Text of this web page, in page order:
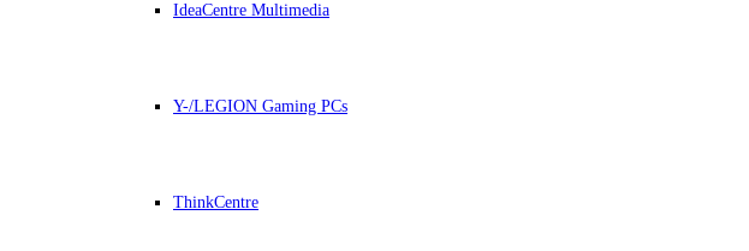
IdeaCentre Multimedia
Y-/LEGION Gaming PCs
ThinkCentre